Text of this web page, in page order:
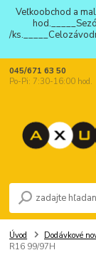
Veľkoobchod a
/
045/671 63 50
Po-Pi: 7:30-16:00 hod.
Úvod Dodávkové
R16 99/97H